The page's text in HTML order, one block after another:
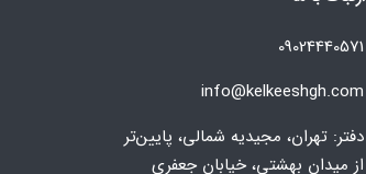
09024440571
info@kelkeeshgh.com
دفتر: تهران، مجیدیه شمالی، پایین‌تر
از میدان بهشتی، خیابان جعفری